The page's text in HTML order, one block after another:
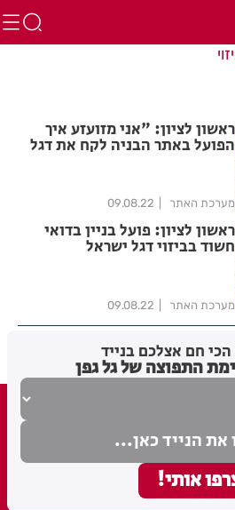
ראשון לציון: "אני מזועזע איך
הפועל באתר הבניה לקח את דגל
מערכת האתר 09.08.22
ראשון לציון: פועל בניין בדואי
חשוד בביזוי דגל ישראל
מערכת האתר 09.08.22
חם אצלכם בנייד
התפוצה של גל גפן